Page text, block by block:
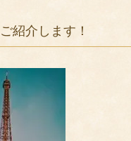
紹介します！